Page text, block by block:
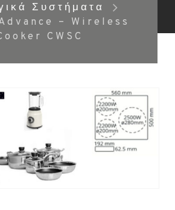
Συστήματα
– Wireless
CWSC